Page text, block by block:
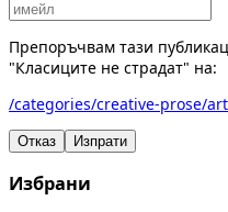
Препоръчвам тази
"Класиците не страдат" на:
/categories/creative-prose/
Отказ Изпрати
Избрани